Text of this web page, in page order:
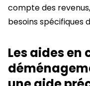
compte des
besoins spécifiques
Les aides en